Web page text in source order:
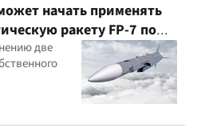
начать применять
ракету FP-7 по
две